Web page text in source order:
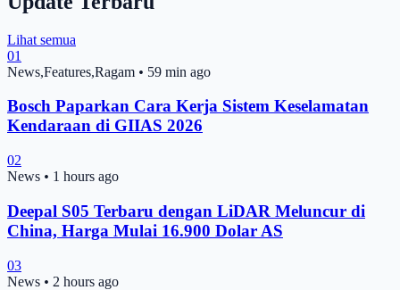
Lihat semua
01
News,Features,Ragam • 59 min ago
Bosch Paparkan Cara Kerja Sistem Keselamatan
Kendaraan di GIIAS 2026
02
News • 1 hours ago
Deepal S05 Terbaru dengan LiDAR Meluncur di
China, Harga Mulai 16.900 Dolar AS
03
News • 2 hours ago